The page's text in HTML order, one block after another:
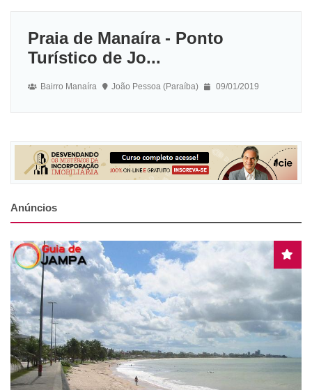
Praia de Manaíra - Ponto
Turístico de Jo...
Bairro Manaíra João Pessoa (Paraíba) 09/01/2019
Anúncios